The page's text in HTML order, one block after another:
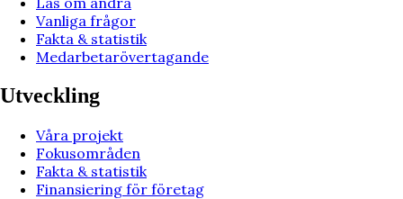
Vanliga frågor
Fakta & statistik
Medarbetarövertagande
Utveckling
Våra projekt
Fokusområden
Fakta & statistik
Finansiering för företag